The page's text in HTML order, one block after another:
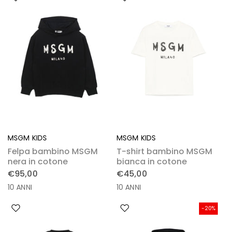
MSGM KIDS
Felpa bambino MSGM
nera in cotone
€95,00
10 ANNI
MSGM KIDS
T-shirt bambino MSGM
bianca in cotone
€45,00
10 ANNI
-20%